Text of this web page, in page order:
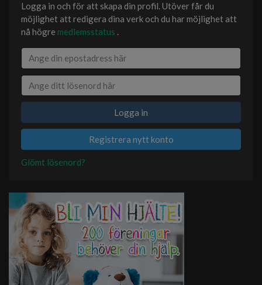
Logga in och för att skapa din profil. Utöver får du
möjlighet att redigera dina verk och du har möjlighet att
nå högre medlemsstatus .
Logga in
Registrera nytt konto
Glömt lösenord?